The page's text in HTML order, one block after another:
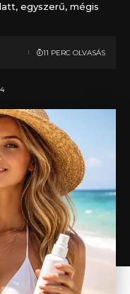
egyszerű, mégis
11 PERC OLVASÁS